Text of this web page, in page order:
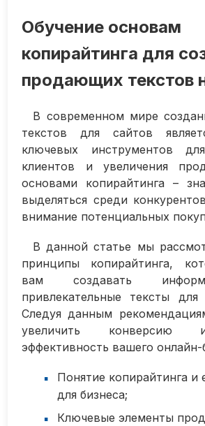
Обучение основам
копирайтинга для
продающих текстов
В современном мире
текстов для сайтов
ключевых инструментов
клиентов и увеличения
основами копирайтинга –
выделяться среди
внимание потенциальных
В данной статье мы
принципы копирайтинга,
вам создавать
привлекательные тексты
Следуя данным
увеличить конверсию
эффективность вашего онлайн-
Понятие копирайтинга и
для бизнеса;
Ключевые элементы